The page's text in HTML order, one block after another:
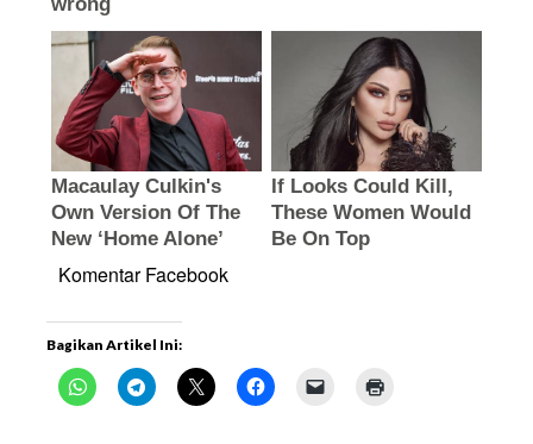
Komentar Facebook
Bagikan Artikel Ini: